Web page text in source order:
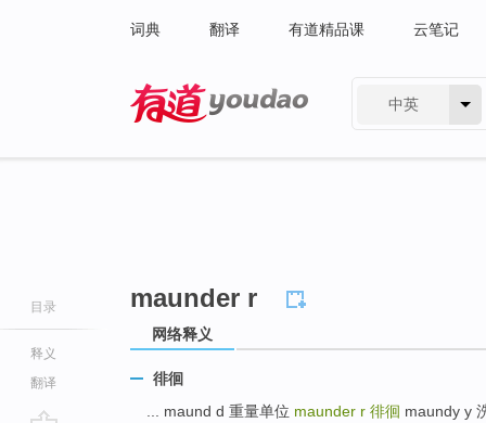
词典 翻译 有道精品课 云笔记
中英
目录
释义
翻译
maunder r
网络释义
徘徊
... maund d 重量单位 maunder r 徘徊 maundy y